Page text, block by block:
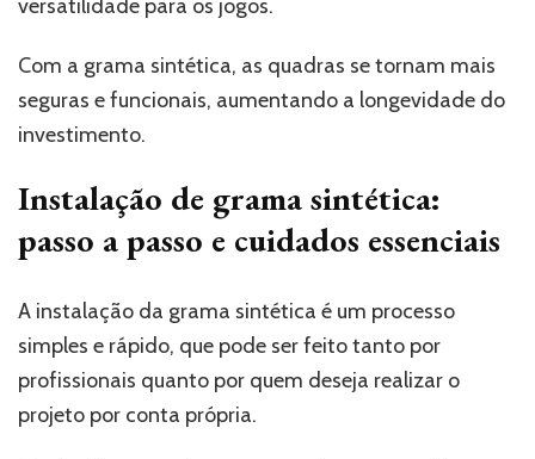
versatilidade para os jogos.
Com a grama sintética, as quadras se tornam mais
seguras e funcionais, aumentando a longevidade do
investimento.
Instalação de grama sintética:
passo a passo e cuidados essenciais
A instalação da grama sintética é um processo
simples e rápido, que pode ser feito tanto por
profissionais quanto por quem deseja realizar o
projeto por conta própria.